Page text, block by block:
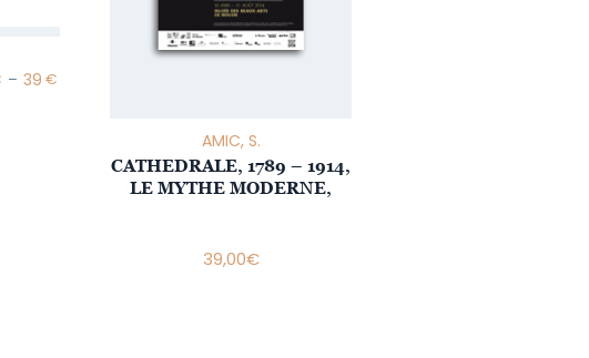
AMIC, S.
CATHEDRALE, 1789 – 1914,
LE MYTHE MODERNE,
39,00€
Minimum Price
–
Maximum Price